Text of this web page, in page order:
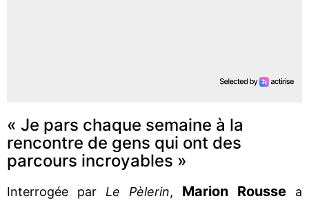
« Je pars chaque semaine à la
rencontre de gens qui ont des
parcours incroyables »
Interrogée par Le Pèlerin, Marion Rousse a